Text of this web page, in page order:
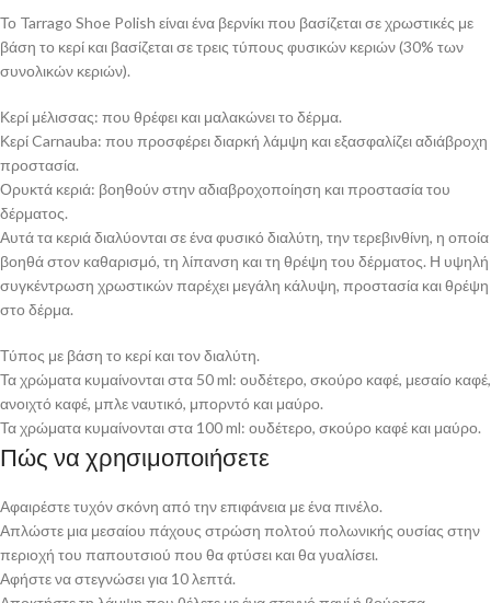
Το Tarrago Shoe Polish είναι ένα βερνίκι που βασίζεται σε χρωστικές με
βάση το κερί και βασίζεται σε τρεις τύπους φυσικών κεριών (30% των
συνολικών κεριών).
Κερί μέλισσας: που θρέφει και μαλακώνει το δέρμα.
Κερί Carnauba: που προσφέρει διαρκή λάμψη και εξασφαλίζει αδιάβροχη
προστασία.
Ορυκτά κεριά: βοηθούν στην αδιαβροχοποίηση και προστασία του
δέρματος.
Αυτά τα κεριά διαλύονται σε ένα φυσικό διαλύτη, την τερεβινθίνη, η οποία
βοηθά στον καθαρισμό, τη λίπανση και τη θρέψη του δέρματος. Η υψηλή
συγκέντρωση χρωστικών παρέχει μεγάλη κάλυψη, προστασία και θρέψη
στο δέρμα.
Τύπος με βάση το κερί και τον διαλύτη.
Τα χρώματα κυμαίνονται στα 50 ml: ουδέτερο, σκούρο καφέ, μεσαίο καφέ,
ανοιχτό καφέ, μπλε ναυτικό, μπορντό και μαύρο.
Τα χρώματα κυμαίνονται στα 100 ml: ουδέτερο, σκούρο καφέ και μαύρο.
Πώς να χρησιμοποιήσετε
Αφαιρέστε τυχόν σκόνη από την επιφάνεια με ένα πινέλο.
Απλώστε μια μεσαίου πάχους στρώση πολτού πολωνικής ουσίας στην
περιοχή του παπουτσιού που θα φτύσει και θα γυαλίσει.
Αφήστε να στεγνώσει για 10 λεπτά.